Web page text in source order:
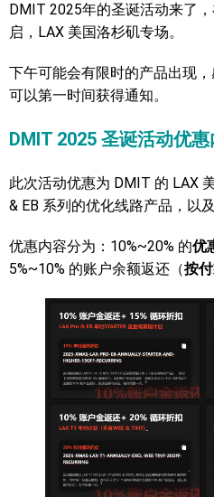
DMIT 2025年的圣诞活动来了
启，LAX 美国洛杉矶专场。
下午可能会有限时的产品出现
可以第一时间获得通知。
DMIT 2025 圣诞活动优
此次活动优惠为 DMIT 的 LAX
& EB 系列的优化线路产品，以
优惠内容分为：10%~20% 的优
5%~10% 的账户余额返还（按